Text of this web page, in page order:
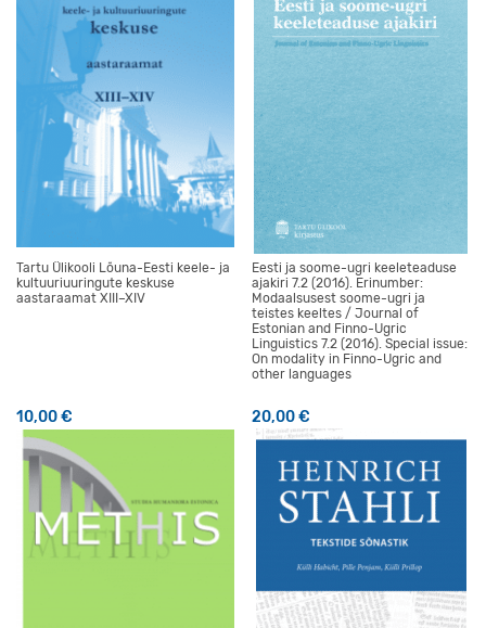
Tartu Ülikooli Lõuna-Eesti keele- ja
kultuuriuuringute keskuse
aastaraamat XIII–XIV
10,00€
Eesti ja soome-ugri keeleteaduse
ajakiri 7.2 (2016). Erinumber:
Modaalsusest soome-ugri ja
teistes keeltes / Journal of
Estonian and Finno-Ugric
Linguistics 7.2 (2016). Special issue:
On modality in Finno-Ugric and
other languages
20,00€